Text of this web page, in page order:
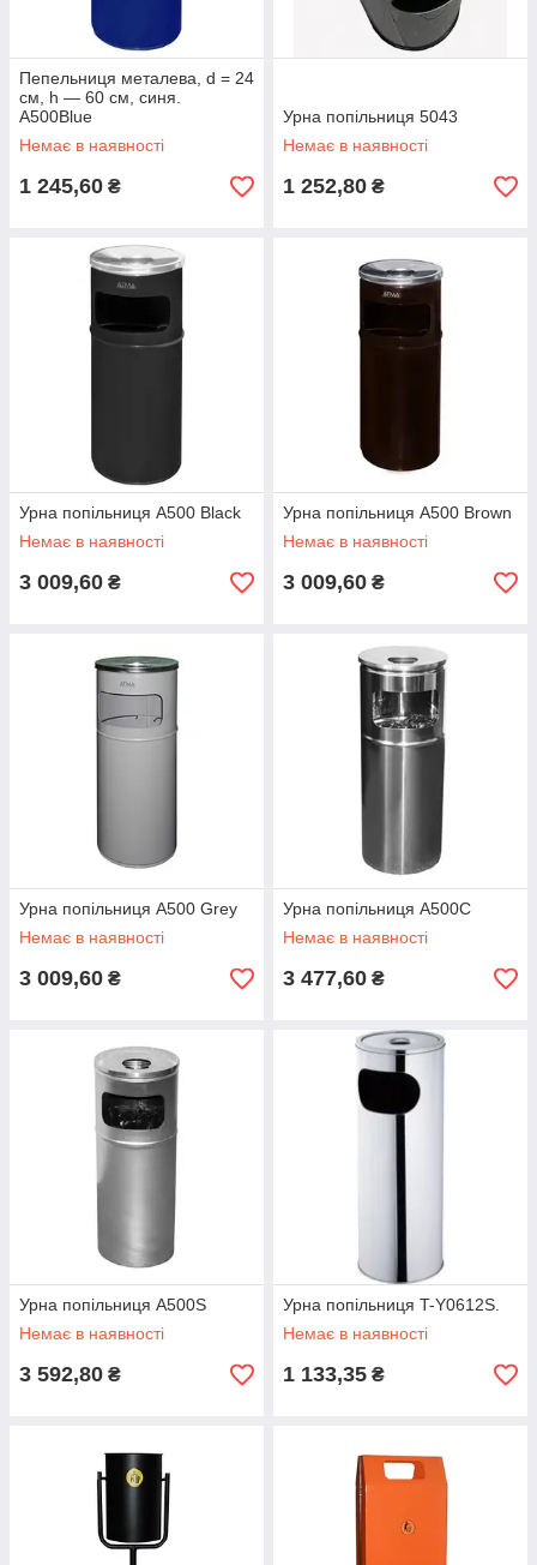
Пепельниця металева, d = 24
см, h — 60 см, синя.
A500Blue
Немає в наявності
1 245,60 ₴
Урна попільниця 5043
Немає в наявності
1 252,80 ₴
Урна попільниця A500 Black
Немає в наявності
3 009,60 ₴
Урна попільниця A500 Brown
Немає в наявності
3 009,60 ₴
Урна попільниця A500 Grey
Немає в наявності
3 009,60 ₴
Урна попільниця A500C
Немає в наявності
3 477,60 ₴
Урна попільниця A500S
Немає в наявності
3 592,80 ₴
Урна попільниця T-Y0612S.
Немає в наявності
1 133,35 ₴